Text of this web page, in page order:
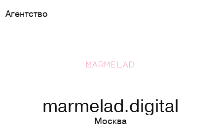
Агентство
marmelad.digital
Москва